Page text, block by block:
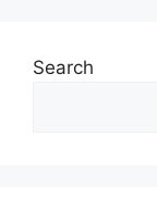
Search